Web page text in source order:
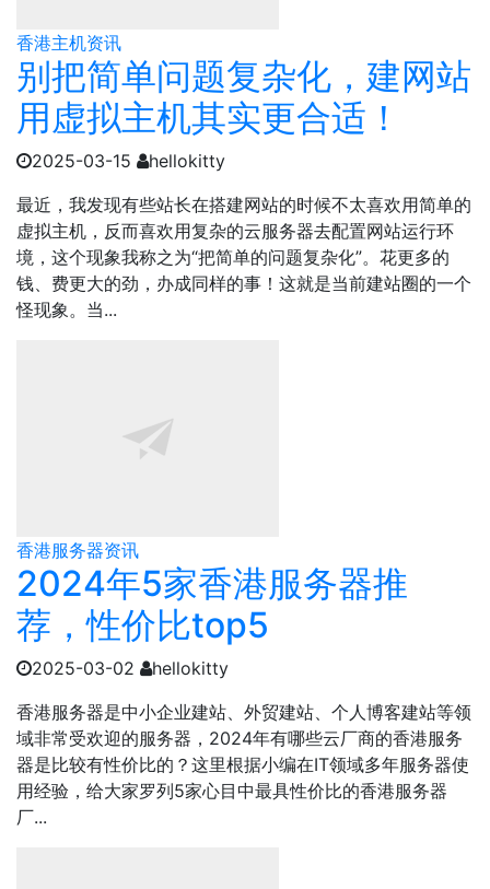
香港主机资讯
别把简单问题复杂化，建网站
用虚拟主机其实更合适！
2025-03-15
hellokitty
最近，我发现有些站长在搭建网站的时候不太喜欢用简单的
虚拟主机，反而喜欢用复杂的云服务器去配置网站运行环
境，这个现象我称之为“把简单的问题复杂化”。花更多的
钱、费更大的劲，办成同样的事！这就是当前建站圈的一个
怪现象。当...
香港服务器资讯
2024年5家香港服务器推
荐，性价比top5
2025-03-02
hellokitty
​​香港服务器是中小企业建站、外贸建站、个人博客建站等领
域非常受欢迎的服务器，2024年有哪些云厂商的香港服务
器是比较有性价比的？这里根据小编在IT领域多年服务器使
用经验，给大家罗列5家心目中最具性价比的香港服务器
厂...